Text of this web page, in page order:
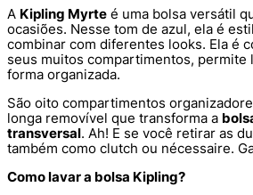
A Kipling Myrte é uma bolsa versátil
ocasiões. Nesse tom de azul, ela é
combinar com diferentes looks. Ela é
seus muitos compartimentos, permite
forma organizada.
São oito compartimentos
longa removível que transforma a
transversal. Ah! E se você retirar as
também como clutch ou nécessaire.
Como lavar a bolsa Kipling?